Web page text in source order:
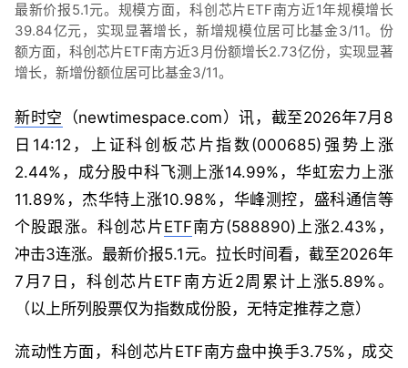
最新价报5.1元。规模方面，科创芯片ETF南方近1年规模增长
39.84亿元，实现显著增长，新增规模位居可比基金3/11。份
额方面，科创芯片ETF南方近3月份额增长2.73亿份，实现显著
增长，新增份额位居可比基金3/11。
新时空 （newtimespace.com）讯，截至2026年7月8
日14:12，上证科创板芯片指数(000685)强势上涨
2.44%，成分股中科飞测上涨14.99%，华虹宏力上涨
11.89%，杰华特上涨10.98%，华峰测控，盛科通信等
个股跟涨。科创芯片ETF南方(588890)上涨2.43%，
冲击3连涨。最新价报5.1元。拉长时间看，截至2026年
7月7日，科创芯片ETF南方近2周累计上涨5.89%。
（以上所列股票仅为指数成份股，无特定推荐之意）
流动性方面，科创芯片ETF南方盘中换手3.75%，成交